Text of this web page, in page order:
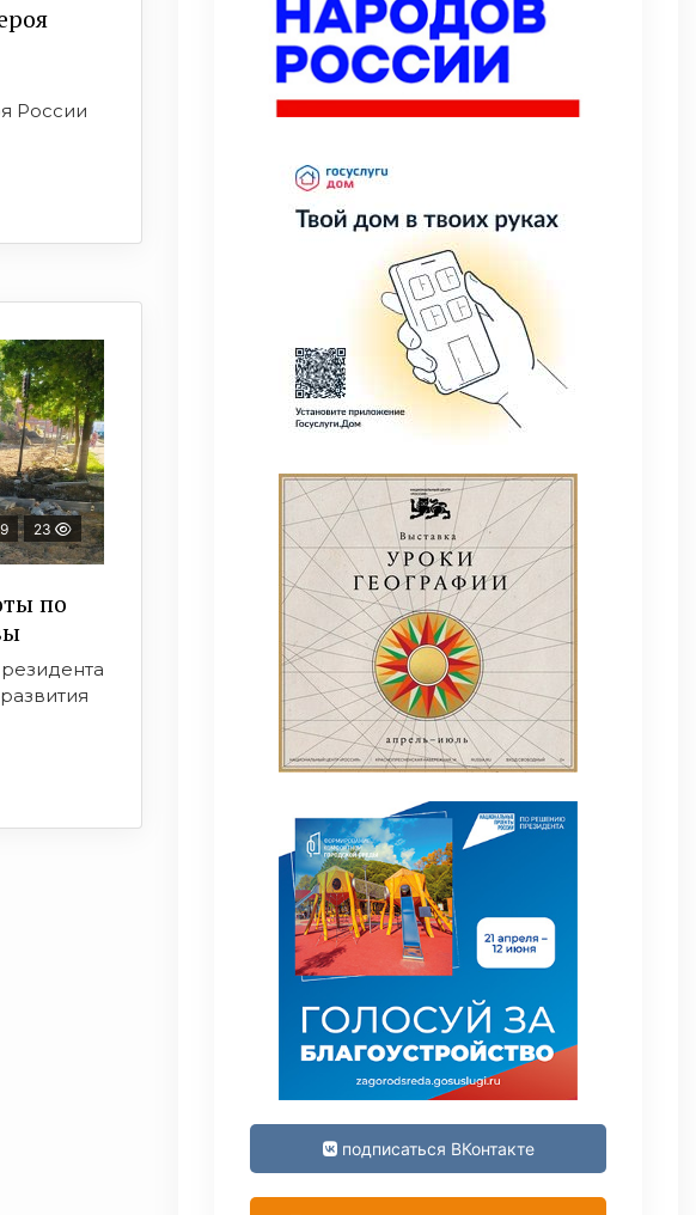
России
23
по
подписаться ВКонтакте